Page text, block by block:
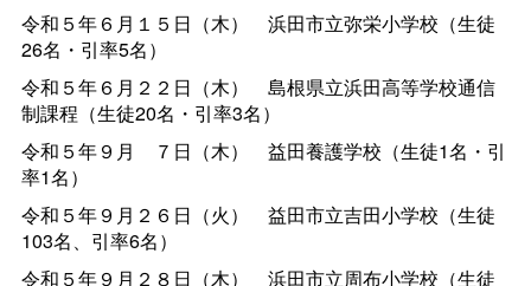
令和５年６月１５日（木） 浜田市立弥栄小学校（生徒
26名・引率5名）
令和５年６月２２日（木） 島根県立浜田高等学校通信
制課程（生徒20名・引率3名）
令和５年９ 月 ７日（木） 益田養護学校（生徒1名・引
率1名）
令和５年９月２６日（火） 益田市立吉田小学校（生徒
103名、引率6名）
令和５年９月２８日（木） 浜田市立周布小学校（生徒